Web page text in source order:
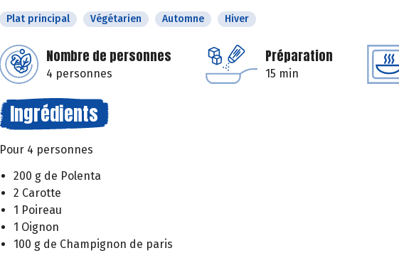
Plat principal Végétarien Automne Hiver
Nombre de personnes
4 personnes
Préparation
15 min
Ingrédients
Pour 4 personnes
200 g de Polenta
2 Carotte
1 Poireau
1 Oignon
100 g de Champignon de paris